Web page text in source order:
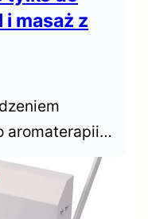
masaż z
aromaterapii z
Nadają
i do
bezpiecznie